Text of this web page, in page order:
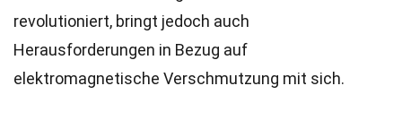
revolutioniert, bringt jedoch auch
Herausforderungen in Bezug auf
elektromagnetische Verschmutzung mit sich.